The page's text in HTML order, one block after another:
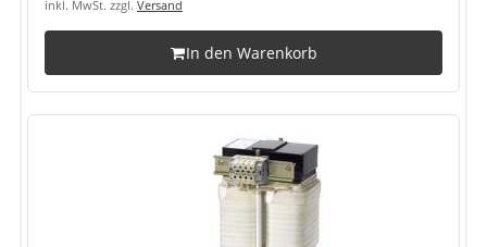
inkl. MwSt. zzgl. Versand
In den Warenkorb